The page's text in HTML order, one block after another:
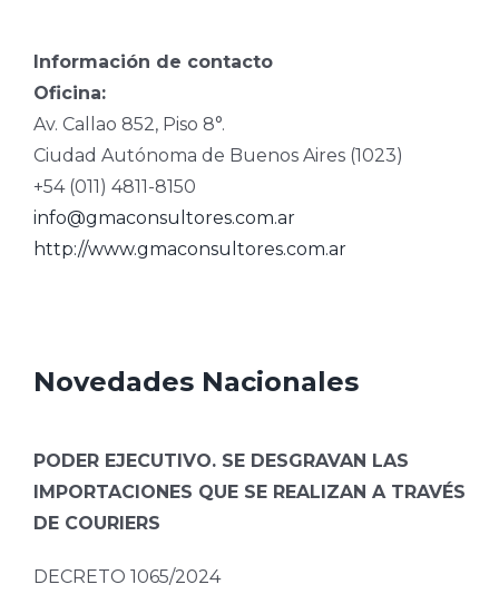
Información de contacto
Oficina:
Av. Callao 852, Piso 8°.
Ciudad Autónoma de Buenos Aires (1023)
+54 (011) 4811-8150
info@gmaconsultores.com.ar
http://www.gmaconsultores.com.ar
Novedades Nacionales
PODER EJECUTIVO. SE DESGRAVAN LAS
IMPORTACIONES QUE SE REALIZAN A TRAVÉS
DE COURIERS
DECRETO 1065/2024